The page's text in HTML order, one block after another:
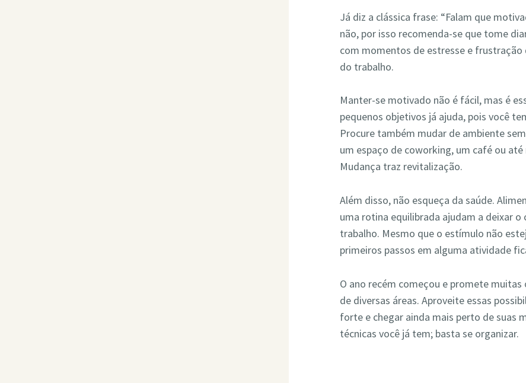
Já diz a clássica frase: “Falam que
não, por isso recomenda-se que tome
com momentos de estresse e
do trabalho.
Manter-se motivado não é fácil, mas é
pequenos objetivos já ajuda, pois você
Procure também mudar de ambiente
um espaço de coworking, um café ou
Mudança traz revitalização.
Além disso, não esqueça da saúde.
uma rotina equilibrada ajudam a deixar
trabalho. Mesmo que o estímulo não
primeiros passos em alguma atividade
O ano recém começou e promete
de diversas áreas. Aproveite essas
forte e chegar ainda mais perto de suas
técnicas você já tem; basta se organizar.